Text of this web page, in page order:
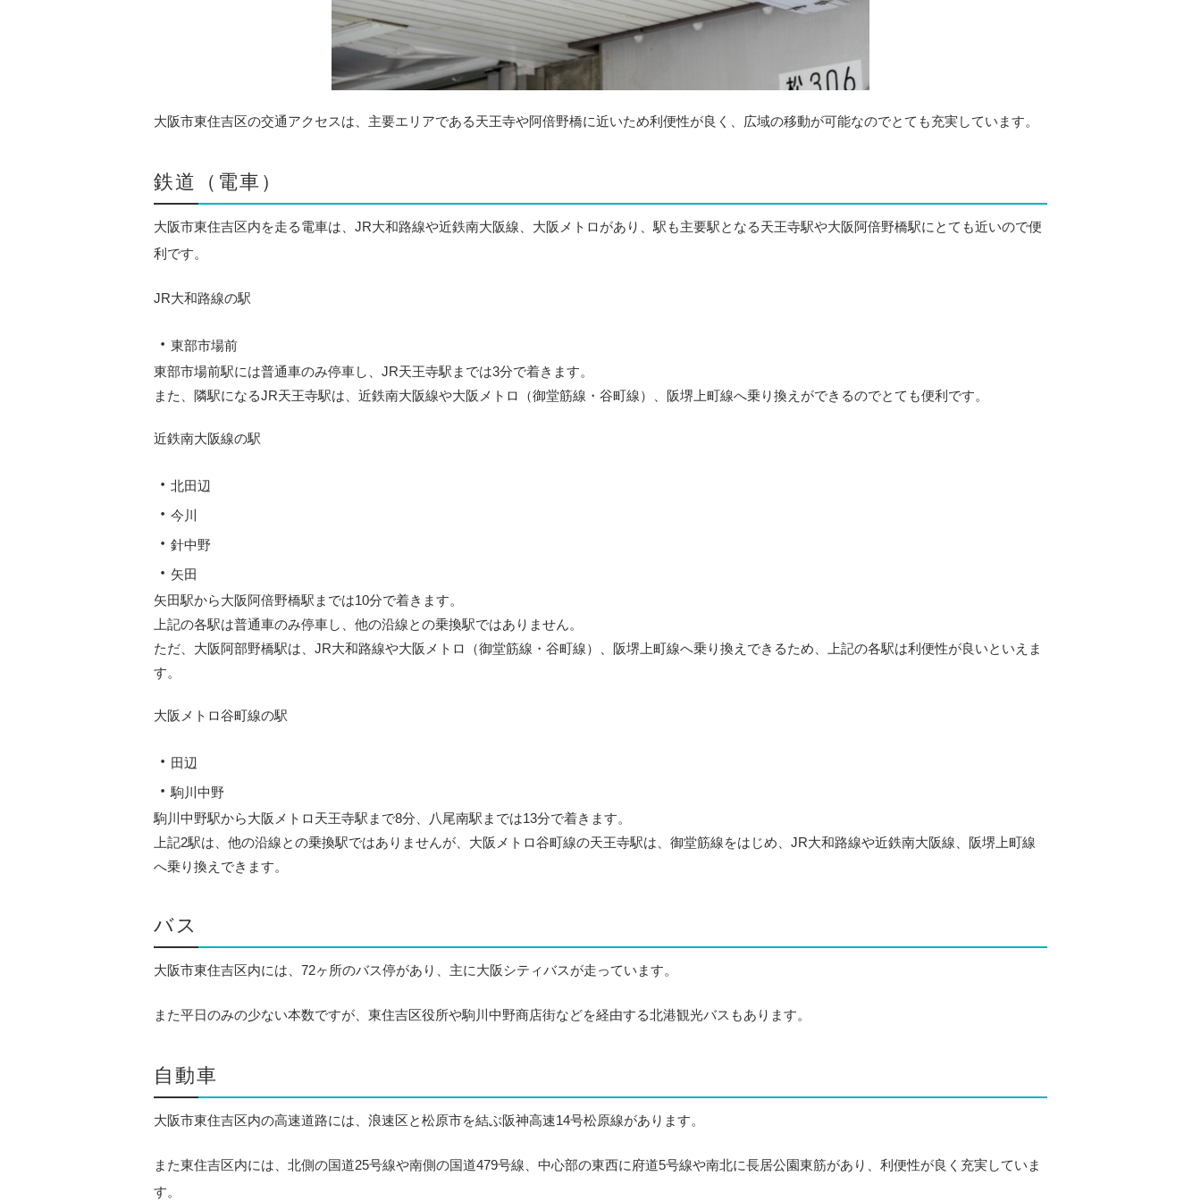
大阪市東住吉区の交通アクセスは、主要エリアである天王寺や阿倍野橋に近いため利便性が良く、広域の移動が可能なのでとても充実しています。
鉄道 （電車）
大阪市東住吉区内を走る電車は、JR大和路線や近鉄南大阪線、大阪メトロがあり、駅も主要駅となる天王寺駅や大阪阿倍野橋駅にとても近いので便
利です。
JR大和路線の駅
・ 東部市場前
東部市場前駅には普通車のみ停車し、JR天王寺駅までは3分で着きます。
また、隣駅になるJR天王寺駅は、近鉄南大阪線や大阪メトロ（御堂筋線・谷町線）、阪堺上町線へ乗り換えができるのでとても便利です。
近鉄南大阪線の駅
・ 北田辺
・ 今川
・ 針中野
・ 矢田
矢田駅から大阪阿倍野橋駅までは10分で着きます。
上記の各駅は普通車のみ停車し、他の沿線との乗換駅ではありません。
ただ、大阪阿部野橋駅は、JR大和路線や大阪メトロ（御堂筋線・谷町線）、阪堺上町線へ乗り換えできるため、上記の各駅は利便性が良いといえま
す。
大阪メトロ谷町線の駅
・ 田辺
・駒川中野
駒川中野駅から大阪メトロ天王寺駅まで8分、八尾南駅までは13分で着きます。
上記2駅は、他の沿線との乗換駅ではありませんが、大阪メトロ谷町線の天王寺駅は、御堂筋線をはじめ、 JR大和路線や近鉄南大阪線、阪堺上町線
へ乗り換えできます。
バス
大阪市東住吉区内には、72ヶ所のバス停があり、主に大阪シティバスが走っています。
また平日のみの少ない本数ですが、東住吉区役所や駒川中野商店街などを経由する北港観光バスもあります。
自動車
大阪市東住吉区内の高速道路には、浪速区と松原市を結ぶ阪神高速14号松原線があります。
また東住吉区内には、北側の国道25号線や南側の国道479号線、中心部の東西に府道5号線や南北に長居公園東筋があり、利便性が良く充実していま
す。